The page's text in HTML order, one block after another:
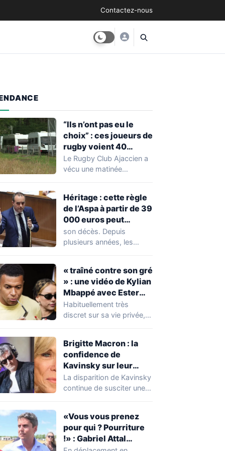
Contactez-nous
“Ils n’ont pas eu le
choix” : ces joueurs de
rugby voient 40
caravanes de gens du
voyage s’installer
heure
Le Rugby Club Ajaccien a
vécu une matinée
découverte d'une…
Héritage : cette règle
de l’Aspa à partir de 39
000 euros peut
réserver une
mauvaise surprise à
son décès. Depuis
plusieurs années, les
concernant le seuil…
« traîné contre son gré
» : une vidéo de Kylian
Mbappé avec Ester
Expósito en Italie agite
la toile
Habituellement très
discret sur sa vie privée,
Brigitte Macron : la
confidence de
Kavinsky sur leur
relation
La disparition de Kavinsky
continue de susciter une
«Vous vous prenez
pour qui ? Pourriture
!» : Gabriel Attal